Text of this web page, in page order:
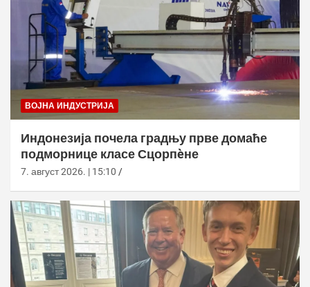
ВОЈНА ИНДУСТРИЈА
Индонезија почела градњу прве домаће
подморнице класе Сцорпèне
7. август 2026. | 15:10